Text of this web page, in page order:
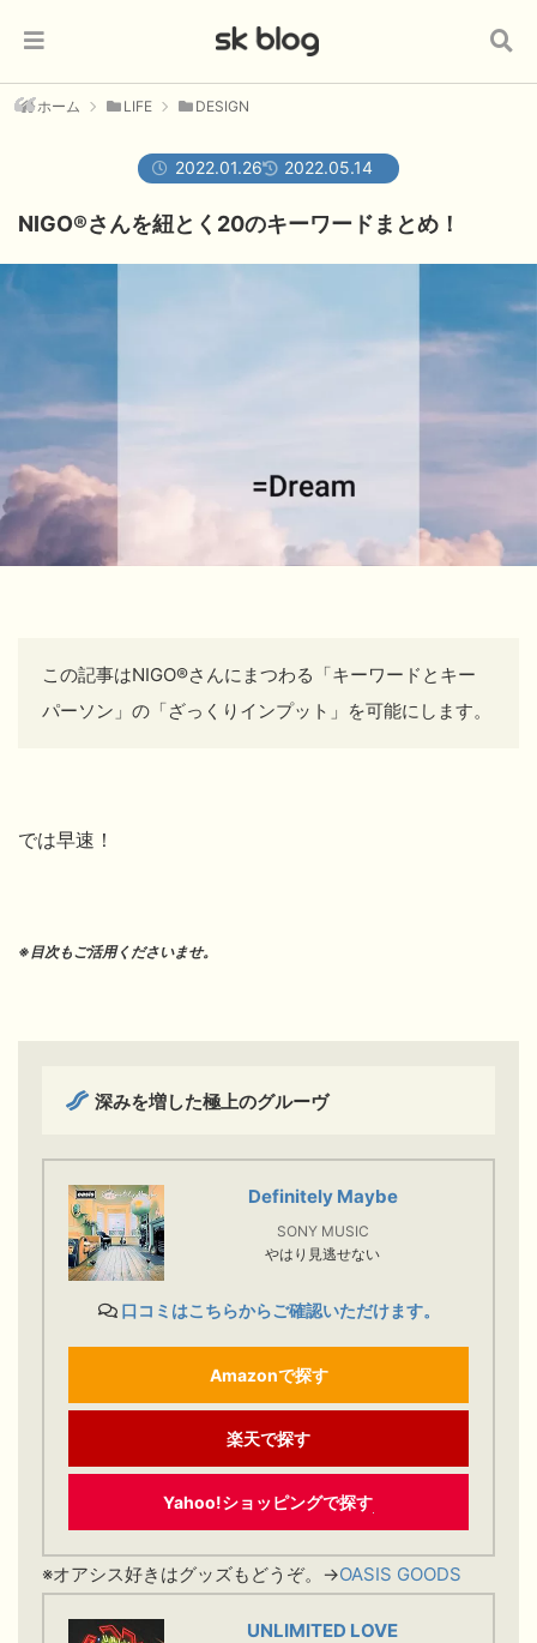
ホーム LIFE DESIGN
2022.01.26 2022.05.14
NIGO®さんを紐とく20のキーワードまとめ！
この記事はNIGO®さんにまつわる「キーワードとキー
パーソン」の 「ざっくりインプット」を可能にします。
では早速！
※目次もご活用くださいませ。
深みを増した極上のグルーヴ
Definitely Maybe
SONY MUSIC
やはり見逃せない
口コミはこちらからご確認いただけます。
Amazonで探す
楽天で探す
Yahoo!ショッピングで探す
※オアシス好きはグッズもどうぞ。→OASIS GOODS
UNLIMITED LOVE